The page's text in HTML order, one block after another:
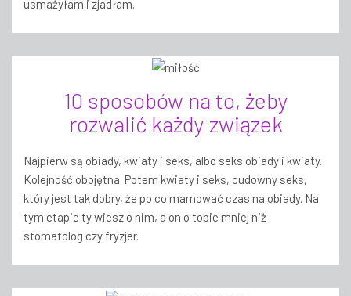
usmażyłam i zjadłam.
10 sposobów na to, żeby
rozwalić każdy związek
Najpierw są obiady, kwiaty i seks, albo seks obiady i kwiaty.
Kolejność obojętna. Potem kwiaty i seks, cudowny seks,
który jest tak dobry, że po co marnować czas na obiady. Na
tym etapie ty wiesz o nim, a on o tobie mniej niż
stomatolog czy fryzjer.